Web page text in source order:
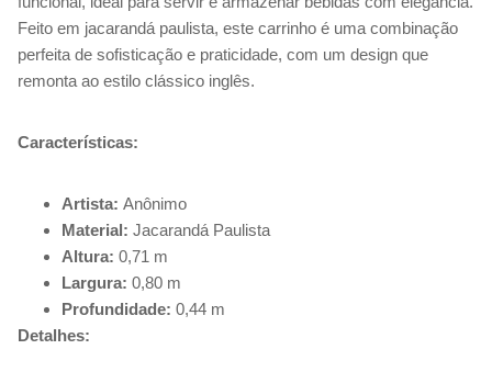
Feito em jacarandá paulista, este carrinho é uma combinação
perfeita de sofisticação e praticidade, com um design que
remonta ao estilo clássico inglês.
Características:
Artista: Anônimo
Material: Jacarandá Paulista
Altura: 0,71 m
Largura: 0,80 m
Profundidade: 0,44 m
Detalhes: